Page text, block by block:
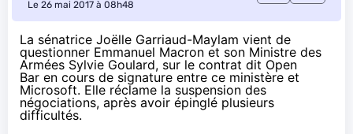
Le 26 mai 2017 à 08h48
La sénatrice Joëlle Garriaud-Maylam vient de
questionner Emmanuel Macron et son Ministre des
Armées Sylvie Goulard, sur le contrat dit Open
Bar en cours de signature entre ce ministère et
Microsoft. Elle réclame la suspension des
négociations, après avoir épinglé plusieurs
difficultés.